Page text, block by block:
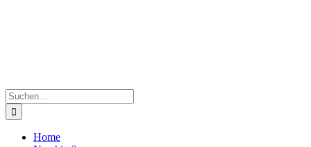
Suche
nach:
Home